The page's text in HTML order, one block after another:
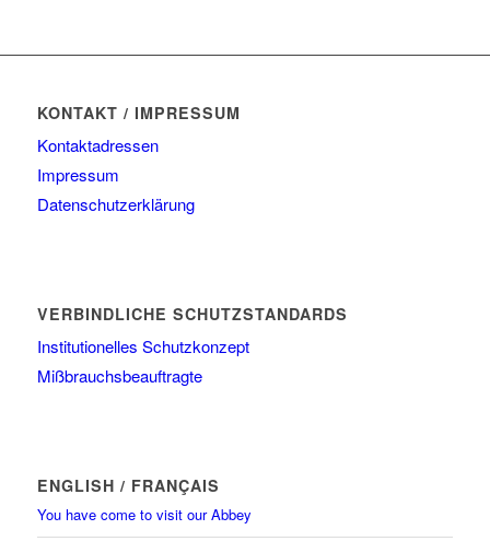
KONTAKT / IMPRESSUM
Kontaktadressen
Impressum
Datenschutzerklärung
VERBINDLICHE SCHUTZSTANDARDS
Institutionelles Schutzkonzept
Mißbrauchsbeauftragte
ENGLISH / FRANÇAIS
You have come to visit our Abbey